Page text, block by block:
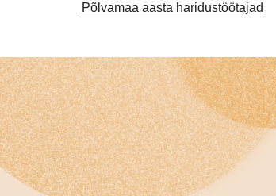
Põlvamaa aasta haridustöötajad